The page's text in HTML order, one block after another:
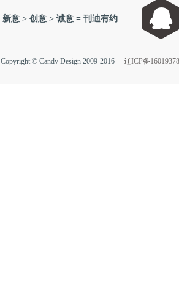
新意 > 创意 > 诚意 = 刊迪有约
Copyright © Candy Design 2009-2016 辽ICP备